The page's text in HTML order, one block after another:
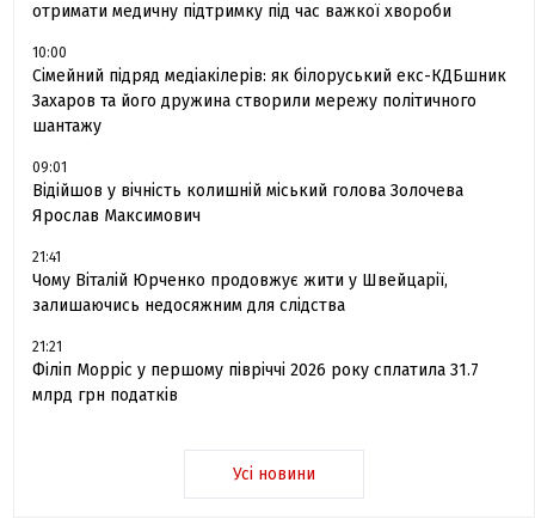
отримати медичну підтримку під час важкої хвороби
10:00
Сімейний підряд медіакілерів: як білоруський екс-КДБшник
Захаров та його дружина створили мережу політичного
шантажу
09:01
Відійшов у вічність колишній міський голова Золочева
Ярослав Максимович
21:41
Чому Віталій Юрченко продовжує жити у Швейцарії,
залишаючись недосяжним для слідства
21:21
Філіп Морріс у першому півріччі 2026 року сплатила 31.7
млрд грн податків
Усі новини